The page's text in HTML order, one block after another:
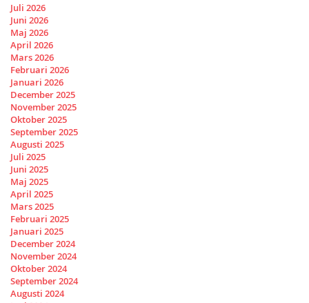
Juli 2026
Juni 2026
Maj 2026
April 2026
Mars 2026
Februari 2026
Januari 2026
December 2025
November 2025
Oktober 2025
September 2025
Augusti 2025
Juli 2025
Juni 2025
Maj 2025
April 2025
Mars 2025
Februari 2025
Januari 2025
December 2024
November 2024
Oktober 2024
September 2024
Augusti 2024